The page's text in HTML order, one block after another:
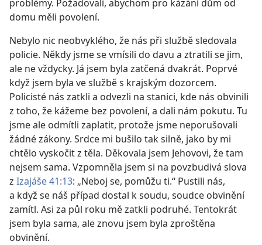
problémy. Požadovali, abychom pro kázání dům od
domu měli povolení.
Nebylo nic neobvyklého, že nás při službě sledovala
policie. Někdy jsme se vmísili do davu a ztratili se jim,
ale ne vždycky. Já jsem byla zatčená dvakrát. Poprvé
když jsem byla ve službě s krajským dozorcem.
Policisté nás zatkli a odvezli na stanici, kde nás obvinili
z toho, že kážeme bez povolení, a dali nám pokutu. Tu
jsme ale odmítli zaplatit, protože jsme neporušovali
žádné zákony. Srdce mi bušilo tak silně, jako by mi
chtělo vyskočit z těla. Děkovala jsem Jehovovi, že tam
nejsem sama. Vzpomněla jsem si na povzbudivá slova
z Izajáše 41:13: „Neboj se, pomůžu ti.“ Pustili nás,
a když se náš případ dostal k soudu, soudce obvinění
zamítl. Asi za půl roku mě zatkli podruhé. Tentokrát
jsem byla sama, ale znovu jsem byla zproštěna
obvinění.